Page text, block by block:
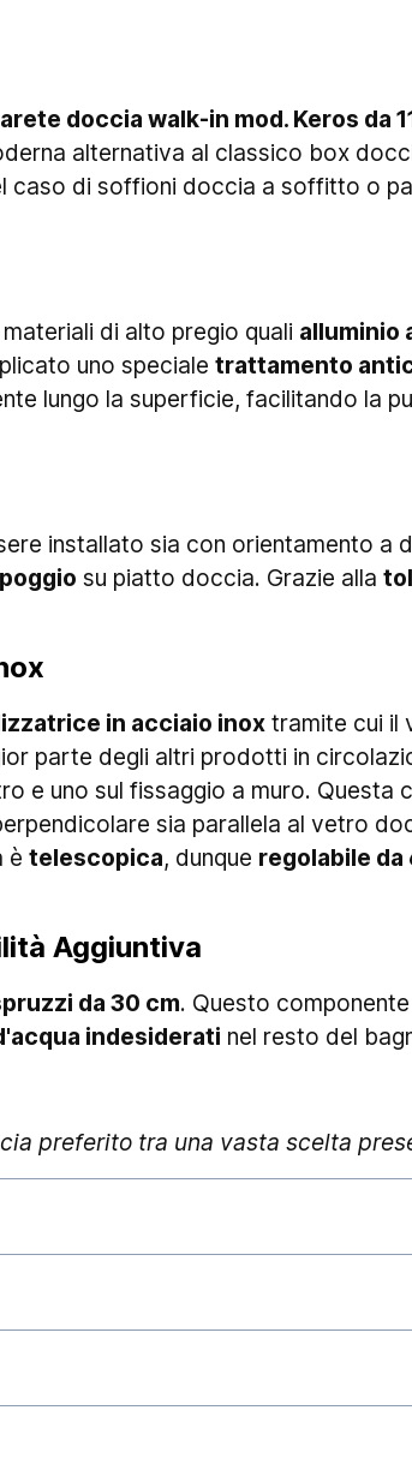
doccia walk-in mod. Keros da
alternativa al classico box
caso di soffioni doccia a soffitto o
di alto pregio quali alluminio
uno speciale trattamento
lungo la superficie, facilitando la
installato sia con orientamento a
su piatto doccia. Grazie alla
in acciaio inox tramite cui il
parte degli altri prodotti in
e uno sul fissaggio a muro. Questa
sia parallela al vetro
è telescopica, dunque regolabile da
Aggiuntiva
da 30 cm. Questo
indesiderati nel resto del
preferito tra una vasta scelta
quali, ad esempio, l'elevato
piuttosto che tumulti